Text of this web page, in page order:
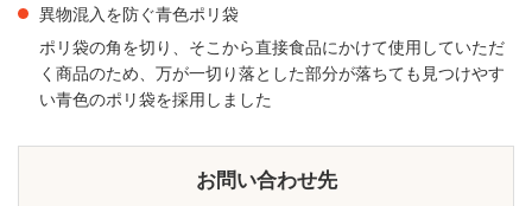
異物混入を防ぐ青色ポリ袋
ポリ袋の角を切り、そこから直接食品にかけて使用していただ
く商品のため、万が一切り落とした部分が落ちても見つけやす
い青色のポリ袋を採用しました
お問い合わせ先